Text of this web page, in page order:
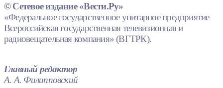
© Сетевое издание «Вести.Ру»
«Федеральное государственное унитарное предприятие
Всероссийская государственная телевизионная и
радиовещательная компания» (ВГТРК).
Главный редактор
А. А. Филипповский